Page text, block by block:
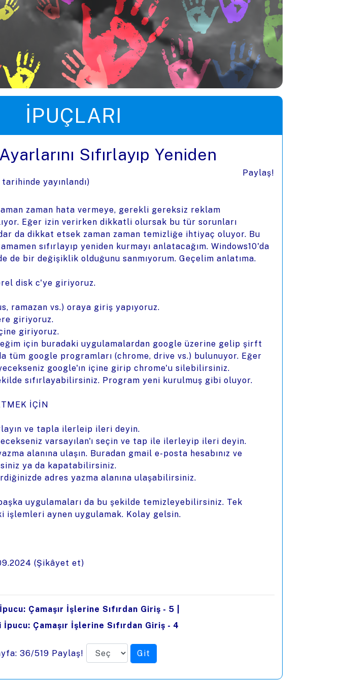
İPUÇLARI
Sıfırlayıp Yeniden
tarihinde yayınlandı)
Paylaş!
zaman hata vermeye, gerekli gereksiz reklam
Eğer izin verirken dikkatli olursak bu tür sorunları
da dikkat etsek zaman zaman temizliğe ihtiyaç oluyor. Bu
sıfırlayıp yeniden kurmayı anlatacağım. Windows10'da
de bir değişiklik olduğunu sanmıyorum. Geçelim anlatıma.
disk c'ye giriyoruz.
ramazan vs.) oraya giriş yapıyoruz.
giriyoruz.
giriyoruz.
için buradaki uygulamalardan google üzerine gelip şirft
tüm google programları (chrome, drive vs.) bulunuyor. Eğer
google'ın içine girip chrome'u silebilirsiniz.
sıfırlayabilirsiniz. Program yeni kurulmuş gibi oluyor.
İÇİN
ve tapla ilerleip ileri deyin.
varsayılan'ı seçin ve tap ile ilerleyip ileri deyin.
alanına ulaşın. Buradan gmail e-posta hesabınız ve
ya da kapatabilirsiniz.
adres yazma alanına ulaşabilirsiniz.
uygulamaları da bu şekilde temizleyebilirsiniz. Tek
işlemleri aynen uygulamak. Kolay gelsin.
(Şikâyet et)
Çamaşır İşlerine Sıfırdan Giriş - 5
İpucu: Çamaşır İşlerine Sıfırdan Giriş - 4
36/519 Paylaş!